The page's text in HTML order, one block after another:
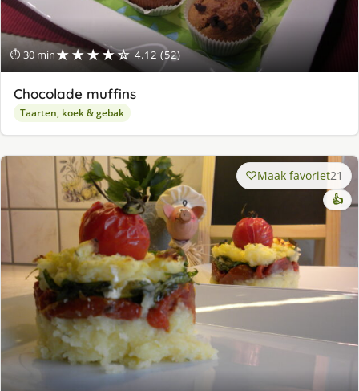
⏱ 30 min★★★★☆ 4.12 (52)
Chocolade muffins
Taarten, koek & gebak
Maak favoriet21
👍